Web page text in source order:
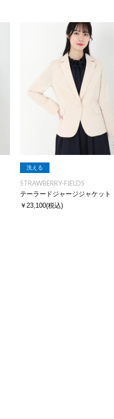
洗える
STRAWBERRY-FIELDS
テーラードジャージジャケット
￥23,100(税込)